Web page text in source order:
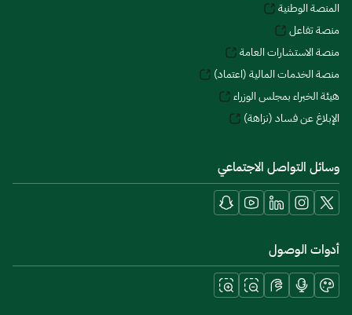
المنصة الوطنية
منصة تفاعل
منصة الاستشارات العامة
منصة الخدمات المالية (اعتماد)
هيئة الخبراء بمجلس الوزراء
الإبلاغ عن فساد (نزاهة)
وسائل التواصل الاجتماعي
أدوات الوصول